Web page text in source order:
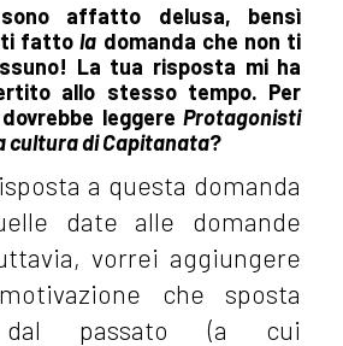
affatto delusa, bensì
fattola domanda che non ti
La tua risposta mi ha
allo stesso tempo. Per
leggereProtagonisti
cultura di Capitanata?
a questa domanda
date alle domande
vorrei aggiungere
che sposta
dal passato (a cui